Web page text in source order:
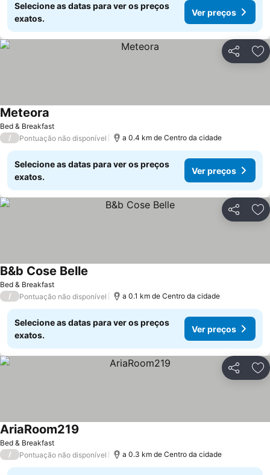
Selecione as datas para ver os preços
exatos.
Ver preços
Partilhar
Bed & Breakfast
Meteora
/ Pontuação não disponível a 0.4 km de Centro da cidade
Selecione as datas para ver os preços
exatos.
Ver preços
Partilhar
Bed & Breakfast
B&b Cose Belle
/ Pontuação não disponível a 0.1 km de Centro da cidade
Selecione as datas para ver os preços
exatos.
Ver preços
Partilhar
Bed & Breakfast
AriaRoom219
/ Pontuação não disponível a 0.3 km de Centro da cidade